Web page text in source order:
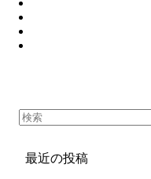
最近の投稿